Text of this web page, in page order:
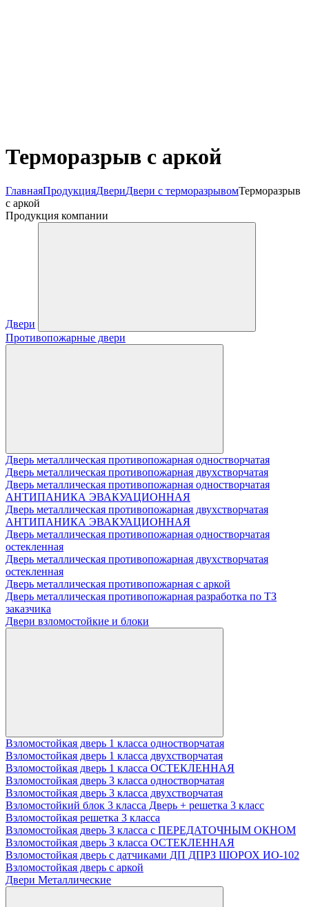
Терморазрыв с аркой
ГлавнаяПродукцияДвериДвери с терморазрывомТерморазрыв
с аркой
Продукция компании
Двери
Противопожарные двери
Дверь металлическая противопожарная одностворчатая
Дверь металлическая противопожарная двухстворчатая
Дверь металлическая противопожарная одностворчатая
АНТИПАНИКА ЭВАКУАЦИОННАЯ
Дверь металлическая противопожарная двухстворчатая
АНТИПАНИКА ЭВАКУАЦИОННАЯ
Дверь металлическая противопожарная одностворчатая
остекленная
Дверь металлическая противопожарная двухстворчатая
остекленная
Дверь металлическая противопожарная с аркой
Дверь металлическая противопожарная разработка по ТЗ
заказчика
Двери взломостойкие и блоки
Взломостойкая дверь 1 класса одностворчатая
Взломостойкая дверь 1 класса двухстворчатая
Взломостойкая дверь 1 класса ОСТЕКЛЕННАЯ
Взломостойкая дверь 3 класса одностворчатая
Взломостойкая дверь 3 класса двухстворчатая
Взломостойкий блок 3 класса Дверь + решетка 3 класс
Взломостойкая решетка 3 класса
Взломостойкая дверь 3 класса с ПЕРЕДАТОЧНЫМ ОКНОМ
Взломостойкая дверь 3 класса ОСТЕКЛЕННАЯ
Взломостойкая дверь с датчиками ДП ДПРЗ ШОРОХ ИО-102
Взломостойкая дверь с аркой
Двери Металлические